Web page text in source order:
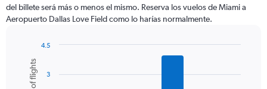
The
chart
axis
displaying
del billete será más o menos el mismo. Reserva los vuelos de Miami a
Aeropuerto Dallas Love Field como lo harías normalmente.
chart
with
Chart
graphic.
3
4.5